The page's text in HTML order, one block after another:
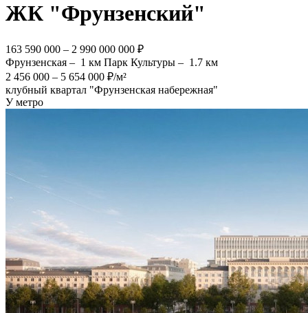
ЖК "Фрунзенский"
163 590 000 – 2 990 000 000 ₽
Фрунзенская – 1 км Парк Культуры – 1.7 км
2 456 000 – 5 654 000 ₽/м²
клубный квартал "Фрунзенская набережная"
У метро